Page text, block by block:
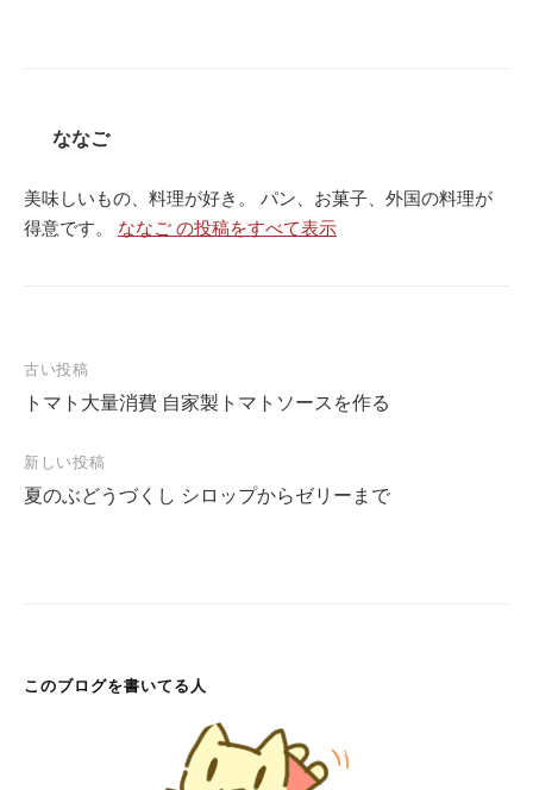
ななご
美味しいもの、料理が好き。 パン、お菓子、外国の料理が
得意です。 ななご の投稿をすべて表示
投
稿
ビ
古い投稿
トマト大量消費 自家製トマトソースを作る
新しい投稿
夏のぶどうづくし シロップからゼリーまで
このブログを書いてる人